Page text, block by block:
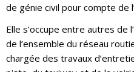
de génie civil pour compte de
Elle s’occupe entre autres de
de l’ensemble du réseau
chargée des travaux